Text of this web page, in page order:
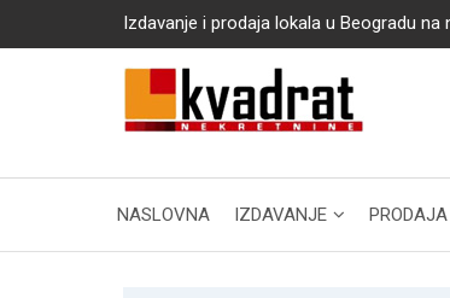
Izdavanje i prodaja lokala u Beogradu
NASLOVNA IZDAVANJE PRODAJA